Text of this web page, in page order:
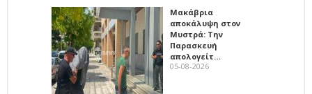
Μακάβρια
αποκάλυψη στον
Μυστρά: Την
Παρασκευή
απολογείτ…
05-08-2026